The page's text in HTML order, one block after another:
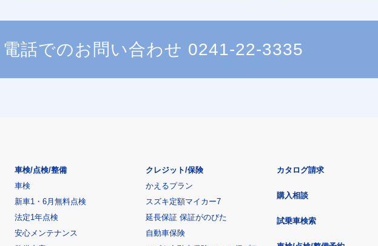
電話でのお問い合わせ 0241-22-3335
車検/点検/整備
車検
新車1・6月無料点検
法定1年点検
安心メンテナンス
クレジット/保険
かえるプラン
スズキ定額マイカー7
延長保証 保証がのびた
自動車保険
カタログ請求
購入相談
試乗車検索